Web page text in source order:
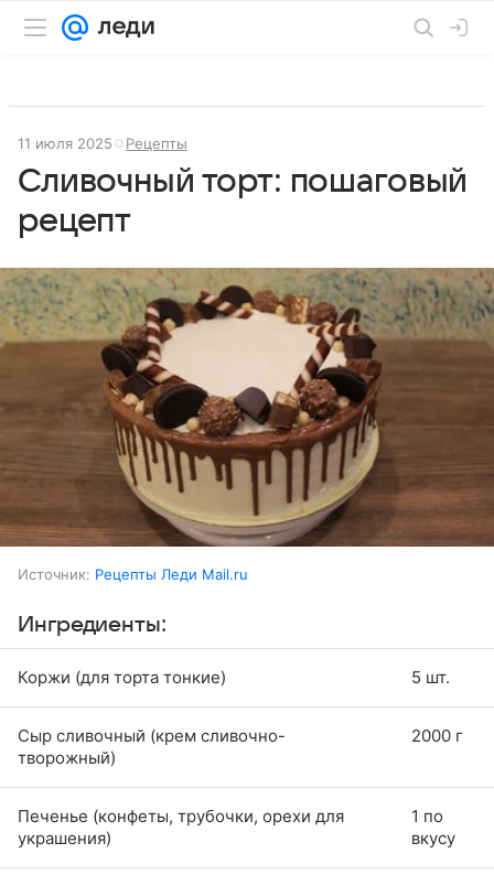
11 июля 2025 Рецепты
Сливочный торт: пошаговый
рецепт
Источник: Рецепты Леди Mail.ru
Ингредиенты:
Коржи (для торта тонкие) 5 шт.
Сыр сливочный (крем сливочно-
творожный)
2000 г
Печенье (конфеты, трубочки, орехи для
украшения)
1 по
вкусу